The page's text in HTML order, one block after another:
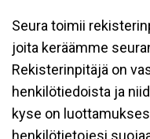
Seura toimii
joita keräämme
Rekisterinpitäjä on
henkilötiedoista ja
kyse on
henkilötietojesi